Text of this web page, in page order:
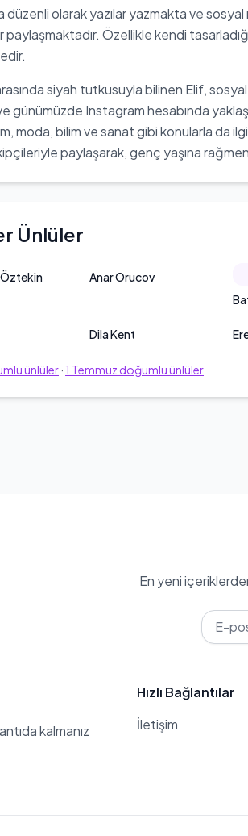
düzenli olarak yazılar yazmakta ve
paylaşmaktadır. Özellikle kendi
siyah tutkusuyla bilinen Elif,
günümüzde Instagram hesabında
moda, bilim ve sanat gibi konularla da
paylaşarak, genç yaşına
Ünlüler
Anar Orucov
Dila Kent
ünlüler· 1 Temmuz doğumlu ünlüler
En yeni
kalmanız
Hızlı Bağlantılar
İletişim